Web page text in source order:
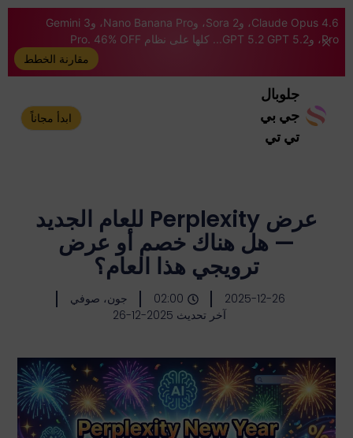
Claude Opus 4.6، وSora 2، وNano Banana Pro، وGemini 3
Pro، وGPT 5.2 GPT 5.2... كلها على نظام Pro. 46% OFF
مقارنة الخطط
جلوبال
جي بي
تي تي
ابدأ مجاناً
عرض Perplexity للعام الجديد
— هل هناك خصم أو عرض
ترويجي هذا العام؟
2025-12-26
02:00
جون، صوفي
آخر تحديث 2025-12-26